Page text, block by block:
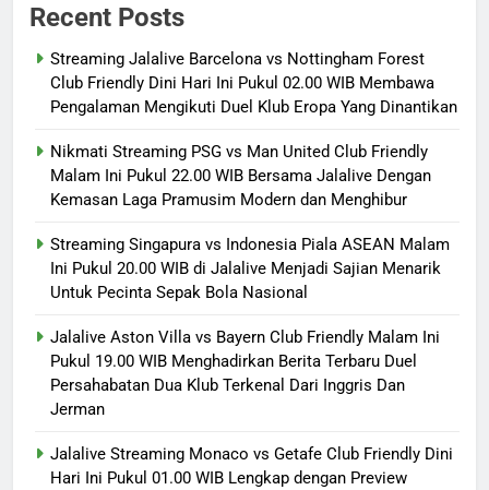
Recent Posts
Streaming Jalalive Barcelona vs Nottingham Forest
Club Friendly Dini Hari Ini Pukul 02.00 WIB Membawa
Pengalaman Mengikuti Duel Klub Eropa Yang Dinantikan
Nikmati Streaming PSG vs Man United Club Friendly
Malam Ini Pukul 22.00 WIB Bersama Jalalive Dengan
Kemasan Laga Pramusim Modern dan Menghibur
Streaming Singapura vs Indonesia Piala ASEAN Malam
Ini Pukul 20.00 WIB di Jalalive Menjadi Sajian Menarik
Untuk Pecinta Sepak Bola Nasional
Jalalive Aston Villa vs Bayern Club Friendly Malam Ini
Pukul 19.00 WIB Menghadirkan Berita Terbaru Duel
Persahabatan Dua Klub Terkenal Dari Inggris Dan
Jerman
Jalalive Streaming Monaco vs Getafe Club Friendly Dini
Hari Ini Pukul 01.00 WIB Lengkap dengan Preview